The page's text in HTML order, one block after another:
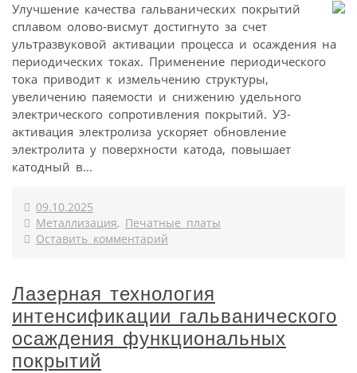
Улучшение качества гальванических покрытий
сплавом олово-висмут достигнуто за счет
ультразвуковой активации процесса и осаждения на
периодических токах. Применение периодического
тока приводит к измельчению структуры,
увеличению паяемости и снижению удельного
электрического сопротивления покрытий. УЗ-
активация электролиза ускоряет обновление
электролита у поверхности катода, повышает
катодный в...
09.10.2025
Металлизация, Печатные платы
Оставить комментарий
Лазерная технология
интенсификации гальванического
осаждения функциональных
покрытий